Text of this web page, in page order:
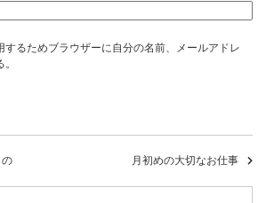
するためブラウザーに自分の名前、メールアドレ
月初めの大切なお仕事